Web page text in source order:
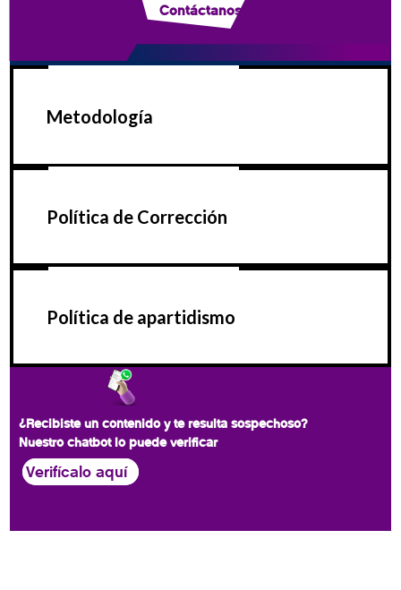
Contáctanos
Metodología
Política de Corrección
Política de apartidismo
¿Recibiste un contenido y te resulta sospechoso?
Nuestro chatbot lo puede verificar
Verifícalo aquí